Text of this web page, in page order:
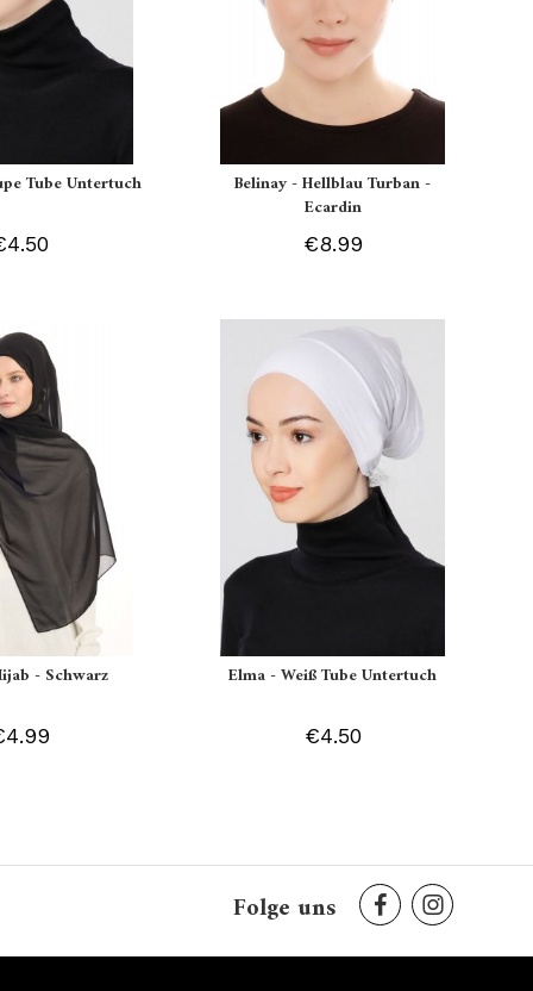
Tube Untertuch
Belinay - Hellblau Turban -
Ecardin
€8.99
- Schwarz Elma - Weiß Tube Untertuch
€4.50
Folge uns